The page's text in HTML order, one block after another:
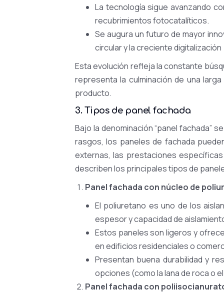
La tecnología sigue avanzando
recubrimientos fotocatalíticos.
Se augura un futuro de mayor
circular y la creciente digitalización
Esta evolución refleja la constante
representa la culminación de una
producto.
3. Tipos de panel fachada
Bajo la denominación “panel fachada”
rasgos, los paneles de fachada
externas, las prestaciones
describen los principales tipos de
Panel fachada con núcleo de
El poliuretano es uno de los
espesor y capacidad de
Estos paneles son ligeros y
en edificios residenciales o
Presentan buena durabilidad y
opciones (como la lana de roca o
Panel fachada con